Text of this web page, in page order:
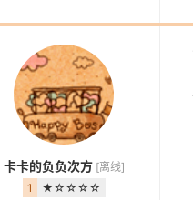
卡卡的负负次方 [离线]
1
★☆☆☆☆